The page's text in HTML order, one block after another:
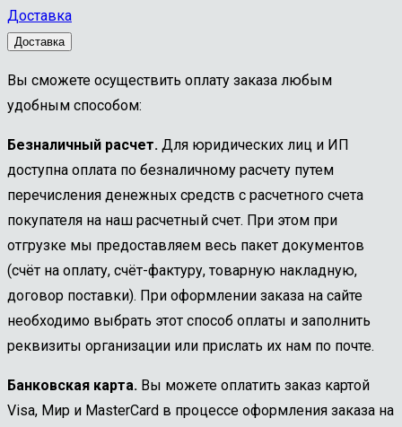
Доставка
Доставка
Вы сможете осуществить оплату заказа любым
удобным способом:
Безналичный расчет. Для юридических лиц и ИП
доступна оплата по безналичному расчету путем
перечисления денежных средств с расчетного счета
покупателя на наш расчетный счет. При этом при
отгрузке мы предоставляем весь пакет документов
(счёт на оплату, счёт-фактуру, товарную накладную,
договор поставки). При оформлении заказа на сайте
необходимо выбрать этот способ оплаты и заполнить
реквизиты организации или прислать их нам по почте.
Банковская карта. Вы можете оплатить заказ картой
Visa, Мир и MasterCard в процессе оформления заказа на